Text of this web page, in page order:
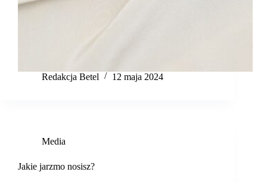
Redakcja Betel 12 maja 2024
Media
Jakie jarzmo nosisz?